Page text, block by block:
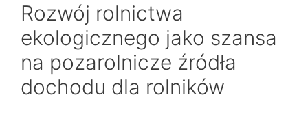
Rozwój rolnictwa
ekologicznego jako szansa
na pozarolnicze źródła
dochodu dla rolników